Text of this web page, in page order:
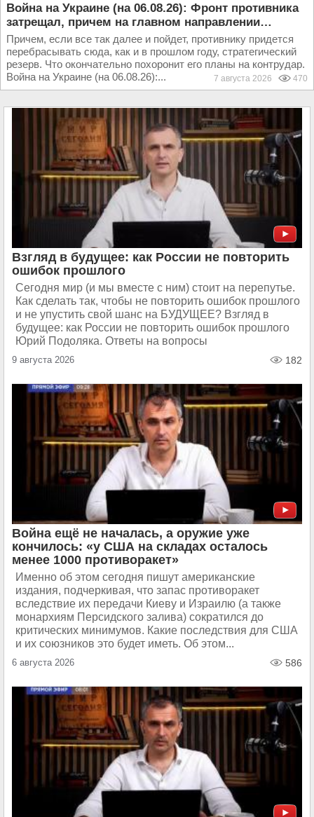
Война на Украине (на 06.08.26): Фронт противника
затрещал, причем на главном направлении…
Причем, если все так далее и пойдет, противнику придется
перебрасывать сюда, как и в прошлом году, стратегический
резерв. Что окончательно похоронит его планы на контрудар.
Война на Украине (на 06.08.26):...
7 августа 2026 470
Взгляд в будущее: как России не повторить
ошибок прошлого
Сегодня мир (и мы вместе с ним) стоит на перепутье.
Как сделать так, чтобы не повторить ошибок прошлого
и не упустить свой шанс на БУДУЩЕЕ? Взгляд в
будущее: как России не повторить ошибок прошлого
Юрий Подоляка. Ответы на вопросы
9 августа 2026 182
Война ещё не началась, а оружие уже
кончилось: «у США на складах осталось
менее 1000 противоракет»
Именно об этом сегодня пишут американские
издания, подчеркивая, что запас противоракет
вследствие их передачи Киеву и Израилю (а также
монархиям Персидского залива) сократился до
критических минимумов. Какие последствия для США
и их союзников это будет иметь. Об этом...
6 августа 2026 586